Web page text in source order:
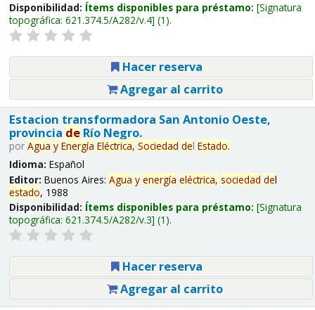
Disponibilidad: Ítems disponibles para préstamo: Signatura
topográfica: 621.374.5/A282/v.4 (1).
Hacer reserva
Agregar al carrito
Estacion transformadora San Antonio Oeste,
provincia deRío Negro.
por Agua y Energía Eléctrica, Sociedad del Estado.
Idioma: Español
Editor: Buenos Aires: Agua y energía eléctrica, sociedad del
estado, 1988
Disponibilidad: Ítems disponibles para préstamo: Signatura
topográfica: 621.374.5/A282/v.3 (1).
Hacer reserva
Agregar al carrito